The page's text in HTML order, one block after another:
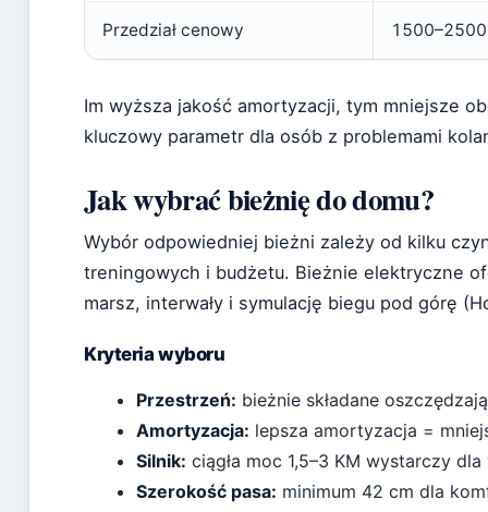
Przedział cenowy 1500–2500
Im wyższa jakość amortyzacji, tym mniejsze
kluczowy parametr dla osób z problemami
Jak wybrać bieżnię do domu?
Wybór odpowiedniej bieżni zależy od kilku
treningowych i budżetu. Bieżnie elektryczne
marsz, interwały i symulację biegu pod górę
Kryteria wyboru
Przestrzeń: bieżnie składane
Amortyzacja: lepsza amortyzacja =
Silnik: ciągła moc 1,5–3 KM wystarczy
Szerokość pasa: minimum 42 cm dla